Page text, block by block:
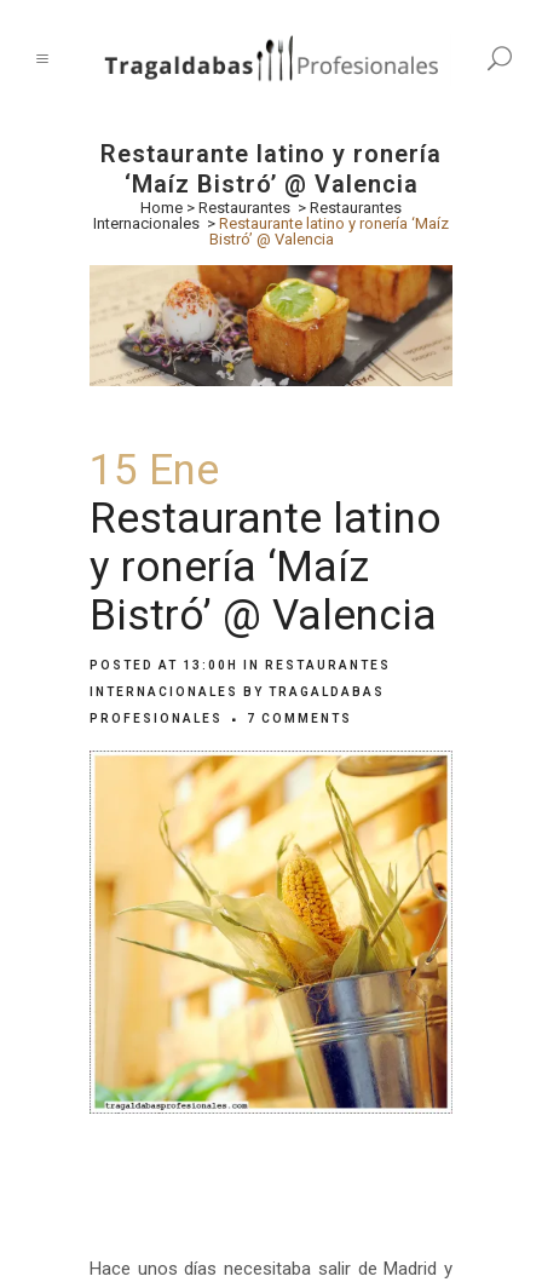
Restaurante latino y ronería
‘Maíz Bistró’ @ Valencia
Home > Restaurantes > Restaurantes
Internacionales > Restaurante latino y ronería ‘Maíz
Bistró’ @ Valencia
15 Ene
Restaurante latino
y ronería ‘Maíz
Bistró’ @ Valencia
POSTED AT 13:00H IN
RESTAURANTES
INTERNACIONALES
BY TRAGALDABAS
PROFESIONALES
7 COMMENTS
Hace unos días necesitaba salir de Madrid y